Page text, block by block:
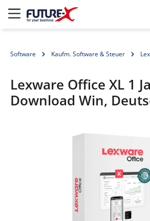
Software Kaufm. Software & Steuer
Lexware Office XL 1
Download Win,
Bildergalerie überspringen